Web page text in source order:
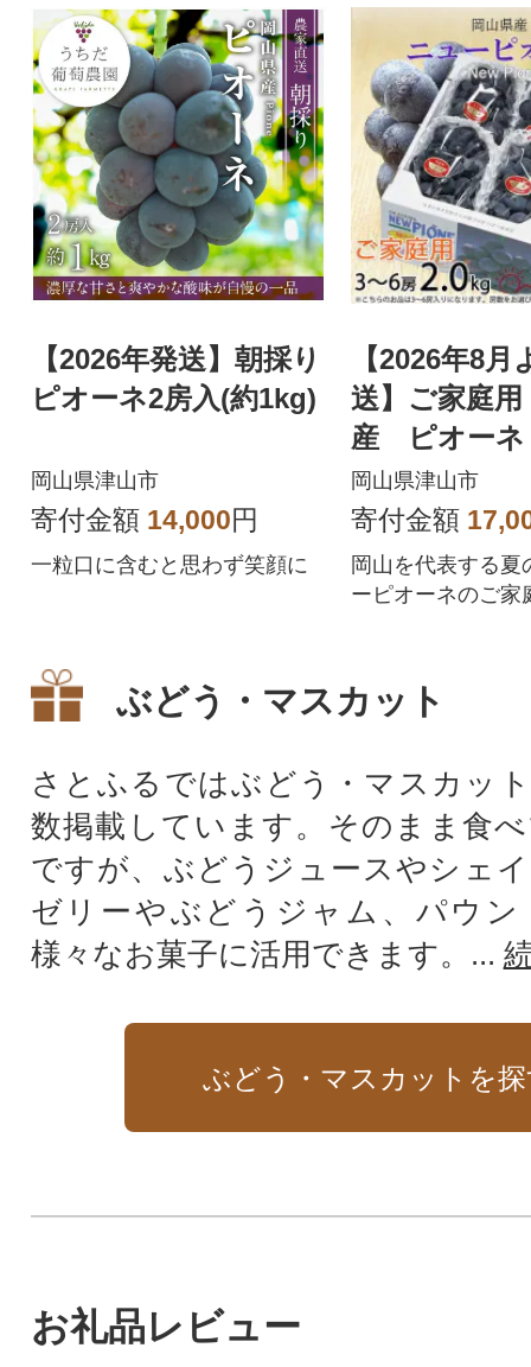
【2026年発送】朝採り
ピオーネ2房入(約1kg)
岡山県津山市
寄付金額 14,000円
一粒口に含むと思わず笑顔に
【2026年8月
送】ご家庭
産 ピオー
～6房)
岡山県津山市
寄付金額
岡山を代表する夏
ーピオーネのご家
ぶどう・マスカット
さとふるではぶどう・マスカッ
数掲載しています。そのまま食
ですが、ぶどうジュースやシェ
ゼリーやぶどうジャム、パウン
様々なお菓子に活用できます。...
ぶどう・マスカットを
お礼品レビュー